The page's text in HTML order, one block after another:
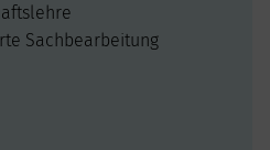
Sachbearbeitung